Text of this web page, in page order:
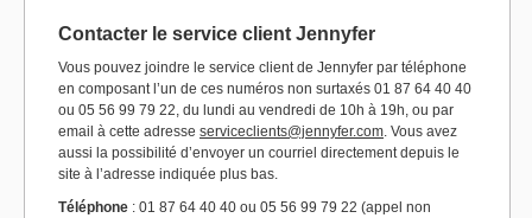
Contacter le service client Jennyfer
Vous pouvez joindre le service client de Jennyfer par téléphone
en composant l’un de ces numéros non surtaxés 01 87 64 40 40
ou 05 56 99 79 22, du lundi au vendredi de 10h à 19h, ou par
email à cette adresse serviceclients@jennyfer.com. Vous avez
aussi la possibilité d’envoyer un courriel directement depuis le
site à l’adresse indiquée plus bas.
Téléphone : 01 87 64 40 40 ou 05 56 99 79 22 (appel non